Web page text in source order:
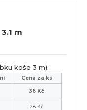
m
koše 3 m).
Cena za ks
36 Kč
28 Kč